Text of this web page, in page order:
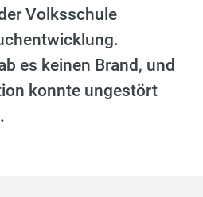
Volksschule
es keinen Brand, und
konnte ungestört